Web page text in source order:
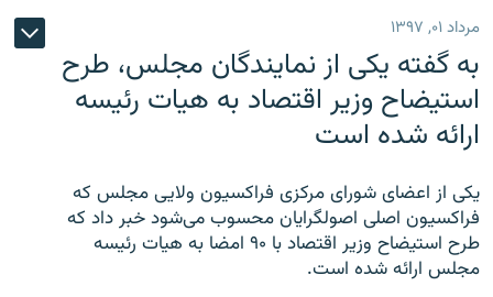
مرداد ۰۱, ۱۳۹۷
به گفته یکی از نمایندگان مجلس، طرح
استیضاح وزیر اقتصاد به هیات رئیسه
ارائه شده است
یکی از اعضای شورای مرکزی فراکسیون ولایی مجلس که
فراکسیون اصلی اصولگرایان محسوب می‌شود خبر داد که
طرح استیضاح وزیر اقتصاد با ۹۰ امضا به هیات رئیسه
مجلس ارائه شده است.